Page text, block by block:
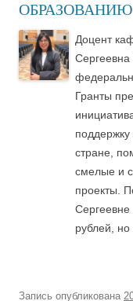
ОБРАЗОВАНИЮ
Доцент
Гранты
поддержку
стране,
смелые и
проекты.
Сергеевне
рублей,
Запись опубликована